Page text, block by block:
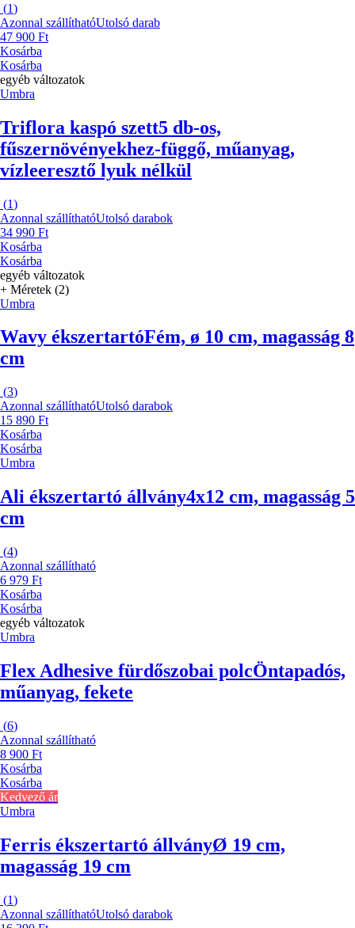
(1)
Azonnal szállíthatóUtolsó darab
47 900 Ft
Kosárba
Kosárba
egyéb változatok
Umbra
Triflora kaspó szett5 db-os,
fűszernövényekhez-függő, műanyag,
vízleeresztő lyuk nélkül
(1)
Azonnal szállíthatóUtolsó darabok
34 990 Ft
Kosárba
Kosárba
egyéb változatok
+ Méretek (2)
Umbra
Wavy ékszertartóFém, ø 10 cm, magasság 8
cm
(3)
Azonnal szállíthatóUtolsó darabok
15 890 Ft
Kosárba
Kosárba
Umbra
Ali ékszertartó állvány4x12 cm, magasság 5
cm
(4)
Azonnal szállítható
6 979 Ft
Kosárba
Kosárba
egyéb változatok
Umbra
Flex Adhesive fürdőszobai polcÖntapadós,
műanyag, fekete
(6)
Azonnal szállítható
8 900 Ft
Kosárba
Kosárba
Kedvező ár
Umbra
Ferris ékszertartó állványØ 19 cm,
magasság 19 cm
(1)
Azonnal szállíthatóUtolsó darabok